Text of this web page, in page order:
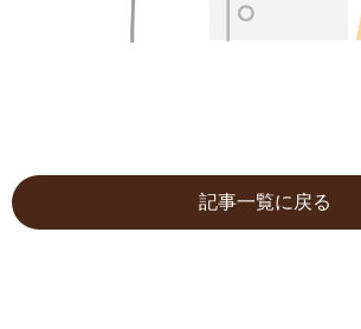
記事一覧に戻る